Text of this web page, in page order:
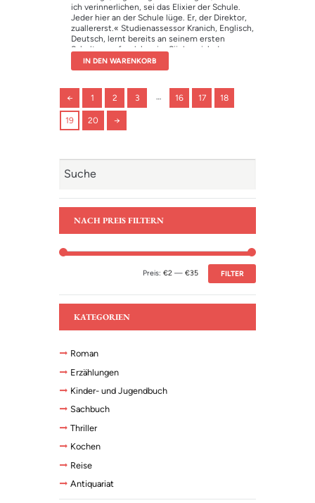
ich verinnerlichen, sei das Elixier der Schule.
Jeder hier an der Schule lüge. Er, der Direktor,
zuallererst.« Studienassessor Kranich, Englisch,
Deutsch, lernt bereits an seinem ersten
Schultag, auf welche vier Säulen sich das
gesamte Schulsystem stützt: Angst, Jammer,
Schein und Lüge. Leider wohnt Kranich am
Kompetenzen eines jeden Lehrers, erfährt er,
seien die Schlüsselkompetenzen. Für jeden
gefundenen, vielmehr erbeuteten Schlüssel,
IN DEN WARENKORB
← 1 2 3 16 17 18
19 20 →
NACH PREIS FILTERN
FILTER
Preis: €2— €35
KATEGORIEN
Roman
Erzählungen
Kinder- und Jugendbuch
Sachbuch
Thriller
Kochen
Reise
Antiquariat